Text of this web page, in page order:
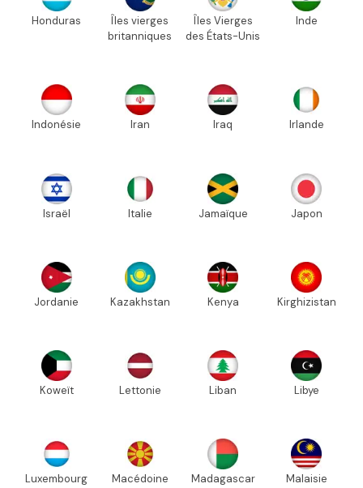
Honduras
Îles vierges
britanniques
Îles Vierges
des États-Unis
Inde
Indonésie Iran Iraq Irlande
Israël Italie Jamaïque Japon
Jordanie Kazakhstan Kenya Kirghizistan
Koweït Lettonie Liban Libye
Luxembourg Macédoine Madagascar Malaisie